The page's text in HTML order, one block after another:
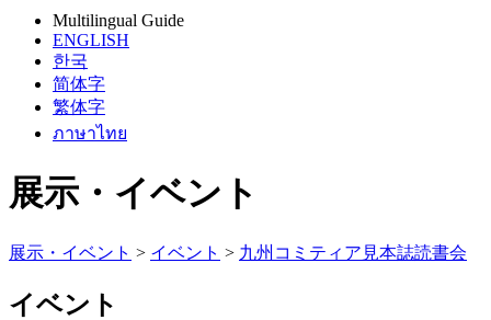
Multilingual Guide
ENGLISH
한국
简体字
繁体字
ภาษาไทย
展示・イベント
展示・イベント > イベント > 九州コミティア見本誌読書会
イベント